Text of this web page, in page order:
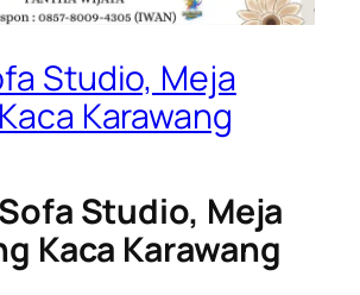
Studio, Meja
Karawang
Studio, Meja
Kaca Karawang